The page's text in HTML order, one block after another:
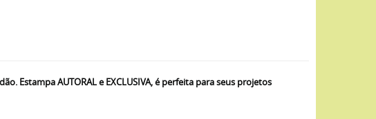
Estampa AUTORAL e EXCLUSIVA, é perfeita para seus projetos